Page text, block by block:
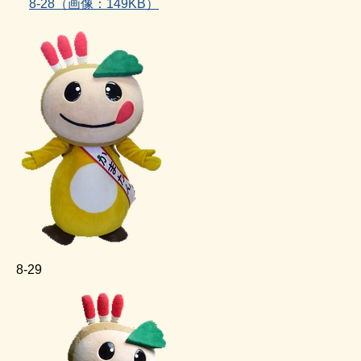
8‐28（画像：149KB）
8‐29